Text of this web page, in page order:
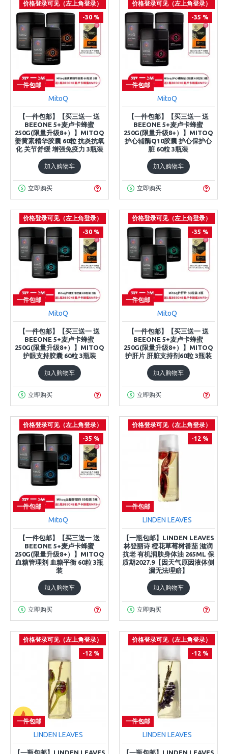
价格登录可见（左上角登录）
一件包邮
-30 %
MitoQ
【一件包邮】【买三送一 送
BEEONE 5+麦卢卡蜂蜜
250G(限量升级8+）】MITOQ
姜黄素精华胶囊 60粒 抗炎抗氧
化 关节舒缓 增强免疫力 3瓶装
加入购物车
立即购买
价格登录可见（左上角登录）
一件包邮
-35 %
MitoQ
【一件包邮】【买三送一 送
BEEONE 5+麦卢卡蜂蜜
250G(限量升级8+）】MITOQ
护心辅酶Q10胶囊 护心保护心
脏 60粒 3瓶装
加入购物车
立即购买
价格登录可见（左上角登录）
一件包邮
-30 %
MitoQ
【一件包邮】【买三送一 送
BEEONE 5+麦卢卡蜂蜜
250G(限量升级8+）】MITOQ
护眼支持胶囊 60粒 3瓶装
加入购物车
立即购买
价格登录可见（左上角登录）
一件包邮
-35 %
MitoQ
【一件包邮】【买三送一 送
BEEONE 5+麦卢卡蜂蜜
250G(限量升级8+）】MITOQ
护肝片 肝脏支持剂60粒 3瓶装
加入购物车
立即购买
价格登录可见（左上角登录）
一件包邮
-35 %
MitoQ
【一件包邮】【买三送一 送
BEEONE 5+麦卢卡蜂蜜
250G(限量升级8+）】MITOQ
血糖管理剂 血糖平衡 60粒 3瓶
装
加入购物车
立即购买
价格登录可见（左上角登录）
一件包邮
-12 %
LINDEN LEAVES
【一瓶包邮】LINDEN LEAVES
林登丽诗 橙花草莓树番茄 滋润
抗老 有机润肤身体油 265ML 保
质期2027.9【因天气原因液体侧
漏无法理赔】
加入购物车
立即购买
价格登录可见（左上角登录）
一件包邮
-12 %
LINDEN LEAVES
【一瓶包邮】LINDEN LEAVES
价格登录可见（左上角登录）
一件包邮
-12 %
LINDEN LEAVES
【一瓶包邮】LINDEN LEAVES